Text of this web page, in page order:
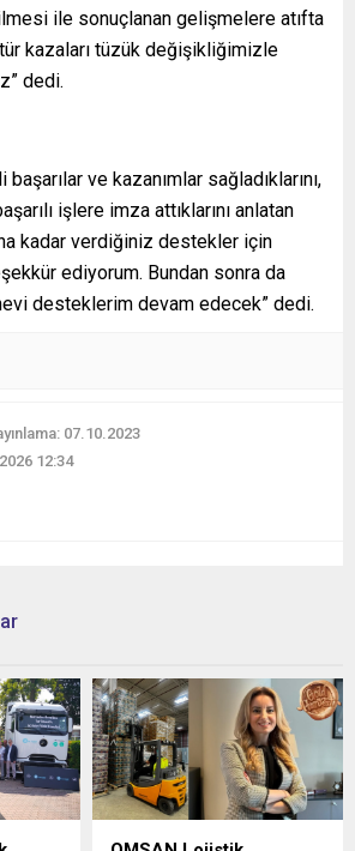
ile sonuçlanan gelişmelere atıfta
tür kazaları tüzük değişikliğimizle
dedi.
ve kazanımlar sağladıklarını,
işlere imza attıklarını anlatan
kadar verdiğiniz destekler için
ediyorum. Bundan sonra da
desteklerim devam edecek” dedi.
07.10.2023
12:34